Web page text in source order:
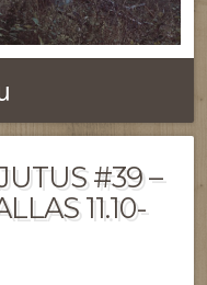
#39 –
11.10-